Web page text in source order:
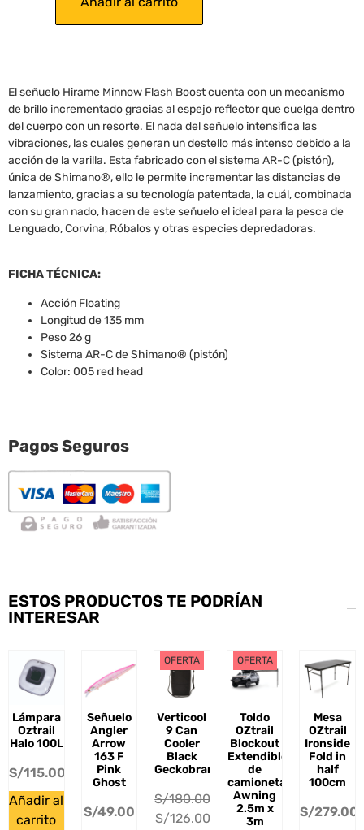
El señuelo Hirame Minnow Flash Boost cuenta con un mecanismo
de brillo incrementado gracias al espejo reflector que cuelga dentro
del cuerpo con un resorte. El nada del señuelo intensifica las
vibraciones, las cuales generan un destello más intenso debido a la
acción de la varilla. Esta fabricado con el sistema AR-C (pistón),
única de Shimano®, ello le permite incrementar las distancias de
lanzamiento, gracias a su tecnología patentada, la cuál, combinada
con su gran nado, hacen de este señuelo el ideal para la pesca de
Lenguado, Corvina, Róbalos y otras especies depredadoras.
FICHA TÉCNICA:
Acción Floating
Longitud de 135 mm
Peso 26 g
Sistema AR-C de Shimano® (pistón)
Color: 005 red head
Pagos Seguros
ESTOS PRODUCTOS TE PODRÍAN
INTERESAR
Lámpara
Oztrail
Halo 100L
S/115.00
Añadir al
carrito
Señuelo
Angler
Arrow
163 F
Pink
Ghost
S/49.00
OFERTA
Verticool
9 Can
Cooler
Black
Geckobrands
S/180.00
S/126.00
OFERTA
Toldo
OZtrail
Blockout
Extendible
de
camioneta
Awning
2.5m x
3m
Mesa
OZtrail
Ironside
Fold in
half
100cm
S/279.00